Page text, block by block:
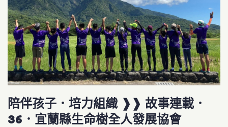
陪伴孩子．培力組織 ❱❱ 故事連載．
36．宜蘭縣生命樹全人發展協會